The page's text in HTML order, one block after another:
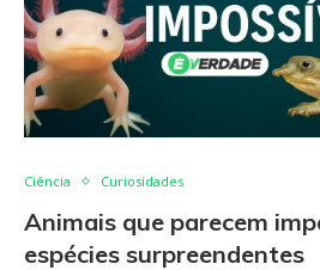
Ciência Curiosidades
Animais que parecem
espécies surpreendentes